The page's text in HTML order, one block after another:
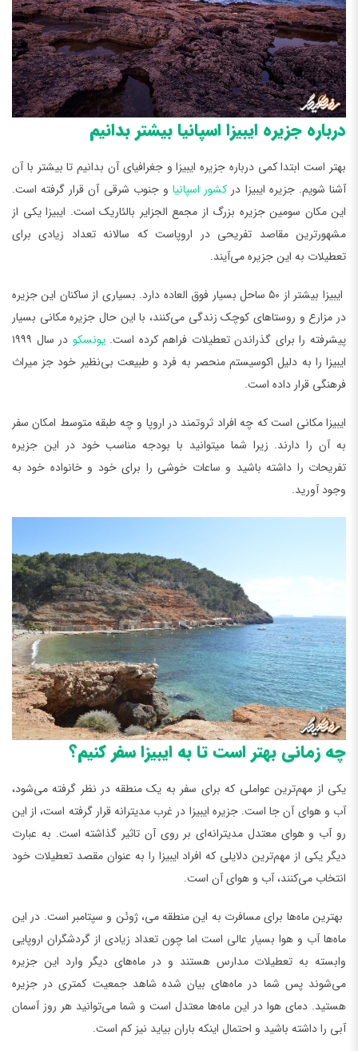
درباره جزیره ایبیزا اسپانیا بیشتر بدانیم
بهتر است ابتدا کمی درباره جزیره ایبیزا و جغرافیای آن بدانیم تا بیشتر با آن
آشنا شویم. جزیره ایبیزا در کشور اسپانیاو جنوب شرقی آن قرار گرفته است.
این مکان سومین جزیره بزرگ از مجمع الجزایر بالئاریک است‌‌. ایبیزا یکی از
مشهورترین مقاصد تفریحی در اروپاست که سالانه تعداد زیادی برای
تعطیلات به این جزیره می‌آیند.
ایبیزا بیشتر از ۵۰ ساحل بسیار فوق العاده دارد. بسیاری از ساکنان این جزیره
در مزارع و روستاهای کوچک زندگی می‌کنند، با این حال جزیره مکانی بسیار
پیشرفته را برای گذراندن تعطیلات فراهم کرده است.یونسکو
در سال ۱۹۹۹
ایبیزا را به دلیل اکوسیستم منحصر به فرد و طبیعت بی‌نظیر خود جز میراث
فرهنگی قرار داده است.
ایبیزا مکانی است که چه افراد ثروتمند در اروپا و چه طبقه متوسط امکان سفر
به آن را دارند. زیرا شما می‏توانید با بودجه مناسب خود در این جزیره
تفریحات را داشته باشید و ساعات خوشی را برای خود و خانواده خود به
وجود آورید.
چه زمانی بهتر است تا به ایبیزا سفر کنیم؟
یکی از مهم‌ترین عواملی که برای سفر به یک منطقه در نظر گرفته می‌شود،
آب و هوای آن جا است. جزیره ایبیزا در غرب مدیترانه قرار گرفته است، از این
رو آب و هوای معتدل مدیترانه‌ای بر روی آن تاثیر گذاشته است. به عبارت
دیگر یکی از مهم‌ترین دلایلی که افراد ایبیزا را به عنوان مقصد تعطیلات خود
انتخاب می‌کنند، آب و هوای آن است.
بهترین ماه‌ها برای مسافرت به این منطقه می، ژوئن و سپتامبر است. در این
ماه‌ها آب و هوا بسیار عالی است اما چون تعداد زیادی از گردشگران اروپایی
وابسته به تعطیلات مدارس هستند و در ماه‌های دیگر وارد این جزیره
می‌شوند پس شما در ماه‌های بیان شده شاهد جمعیت کمتری در جزیره
هستید. دمای هوا در این ماه‌ها معتدل است و شما می‌توانید هر روز آسمان
آبی را داشته باشید و احتمال اینکه باران بیاید نیز کم است.